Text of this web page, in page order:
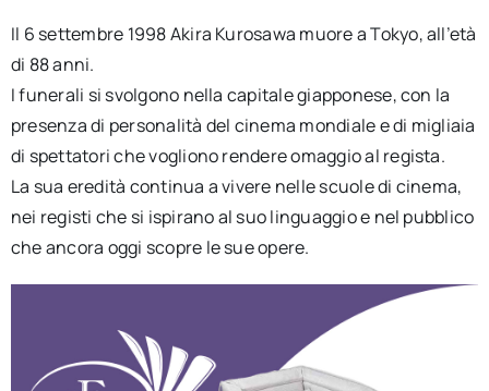
Il 6 settembre 1998 Akira Kurosawa muore a Tokyo, all’età
di 88 anni.
I funerali si svolgono nella capitale giapponese, con la
presenza di personalità del cinema mondiale e di migliaia
di spettatori che vogliono rendere omaggio al regista.
La sua eredità continua a vivere nelle scuole di cinema,
nei registi che si ispirano al suo linguaggio e nel pubblico
che ancora oggi scopre le sue opere.